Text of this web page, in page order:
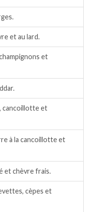
et au lard.
et
cancoillotte et
à la cancoillotte et
et chèvre frais.
cèpes et